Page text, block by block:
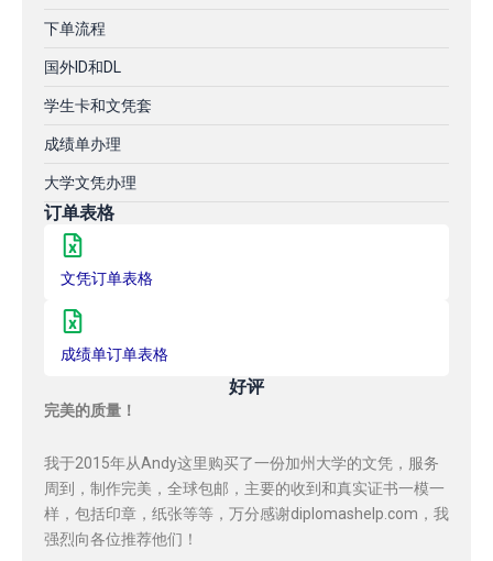
下单流程
国外ID和DL
学生卡和文凭套
成绩单办理
大学文凭办理
订单表格
文凭订单表格
成绩单订单表格
好评
完美的质量！
我于2015年从Andy这里购买了一份加州大学的文凭，服务
周到，制作完美，全球包邮，主要的收到和真实证书一模一
样，包括印章，纸张等等，万分感谢diplomashelp.com，我
强烈向各位推荐他们！